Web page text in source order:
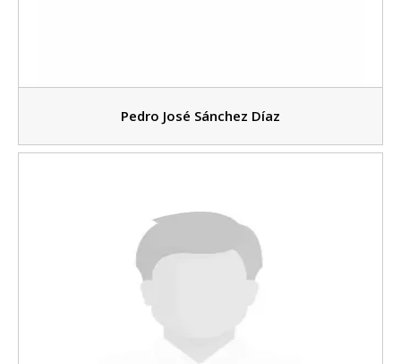
Pedro José Sánchez Díaz